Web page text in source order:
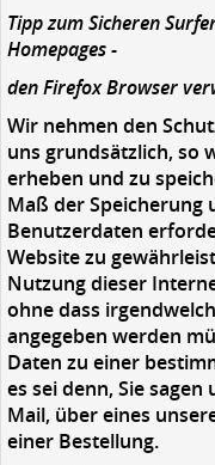
Tipp zum Sicheren
Homepages -
den Firefox Browser
Wir nehmen den
uns grundsätzlich, so
erheben und zu
Maß der Speicherung
Benutzerdaten
Website zu
Nutzung dieser
ohne dass
angegeben werden
Daten zu einer
es sei denn, Sie
Mail, über eines
einer Bestellung.